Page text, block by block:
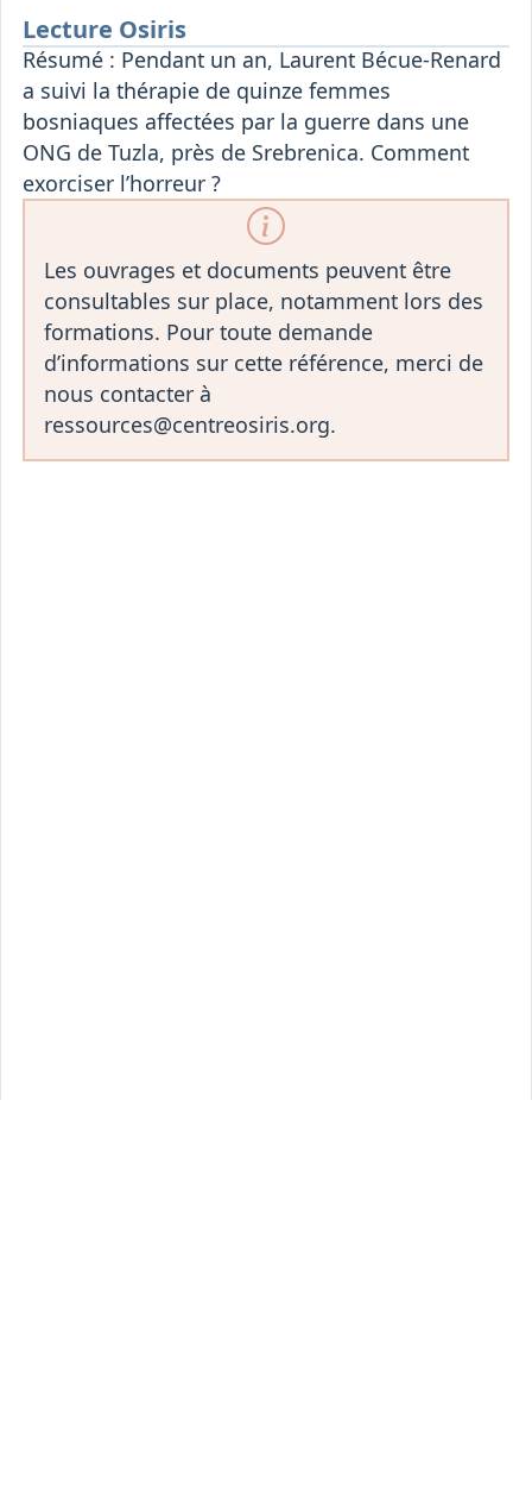
Lecture Osiris
Résumé : Pendant un an, Laurent Bécue-Renard
a suivi la thérapie de quinze femmes
bosniaques affectées par la guerre dans une
ONG de Tuzla, près de Srebrenica. Comment
exorciser l’horreur ?
Les ouvrages et documents peuvent être
consultables sur place, notamment lors des
formations. Pour toute demande
d’informations sur cette référence, merci de
nous contacter à
ressources@centreosiris.org.